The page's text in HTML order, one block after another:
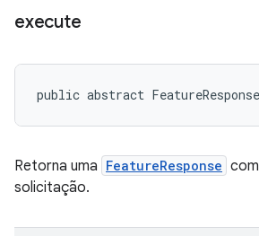
execute
public abstract
Retorna uma FeatureResponse
solicitação.